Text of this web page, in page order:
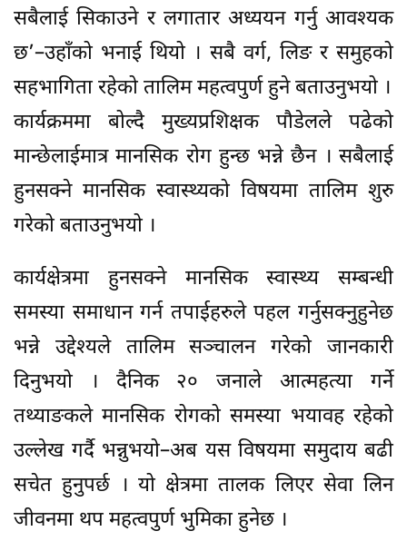
सबैलाई सिकाउने र लगातार अध्ययन गर्नु आवश्यक
छ’–उहाँको भनाई थियो । सबै वर्ग, लिङ र समुहको
सहभागिता रहेको तालिम महत्वपुर्ण हुने बताउनुभयो ।
कार्यक्रममा बोल्दै मुख्यप्रशिक्षक पौडेलले पढेको
मान्छेलाईमात्र मानसिक रोग हुन्छ भन्ने छैन । सबैलाई
हुनसक्ने मानसिक स्वास्थ्यको विषयमा तालिम शुरु
गरेको बताउनुभयो ।
कार्यक्षेत्रमा हुनसक्ने मानसिक स्वास्थ्य सम्बन्धी
समस्या समाधान गर्न तपाईहरुले पहल गर्नुसक्नुहुनेछ
भन्ने उद्देश्यले तालिम सञ्चालन गरेको जानकारी
दिनुभयो । दैनिक २० जनाले आत्महत्या गर्ने
तथ्याङकले मानसिक रोगको समस्या भयावह रहेको
उल्लेख गर्दै भन्नुभयो–अब यस विषयमा समुदाय बढी
सचेत हुनुपर्छ । यो क्षेत्रमा तालक लिएर सेवा लिन
जीवनमा थप महत्वपुर्ण भुमिका हुनेछ ।